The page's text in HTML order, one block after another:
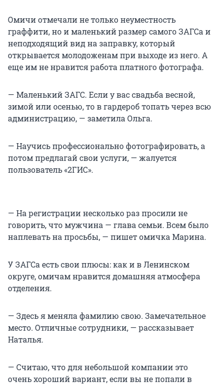
Омичи отмечали не только неуместность
граффити, но и маленький размер самого ЗАГСа и
неподходящий вид на заправку, который
открывается молодоженам при выходе из него. А
еще им не нравится работа платного фотографа.
— Маленький ЗАГС. Если у вас свадьба весной,
зимой или осенью, то в гардероб топать через всю
администрацию, — заметила Ольга.
— Научись профессионально фотографировать, а
потом предлагай свои услуги, — жалуется
пользователь «2ГИС».
— На регистрации несколько раз просили не
говорить, что мужчина — глава семьи. Всем было
наплевать на просьбы, — пишет омичка Марина.
У ЗАГСа есть свои плюсы: как и в Ленинском
округе, омичам нравится домашняя атмосфера
отделения.
— Здесь я меняла фамилию свою. Замечательное
место. Отличные сотрудники, — рассказывает
Наталья.
— Считаю, что для небольшой компании это
очень хороший вариант, если вы не попали в